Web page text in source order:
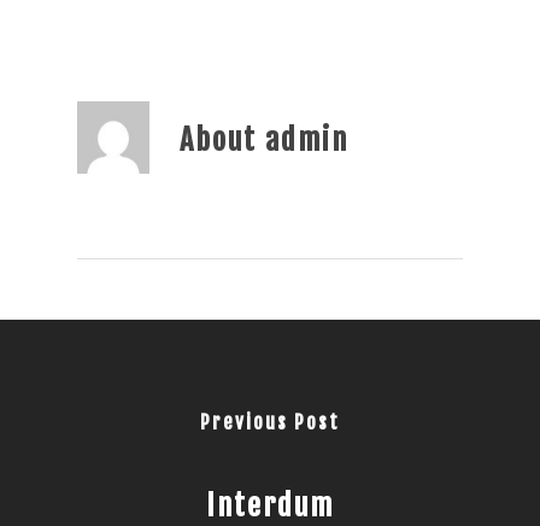
About admin
Previous Post
Interdum